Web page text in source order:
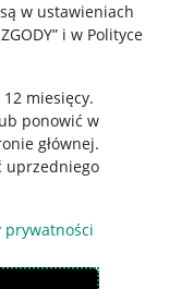
w ustawieniach
i w Polityce
miesięcy.
ponowić w
głównej.
uprzedniego
prywatności